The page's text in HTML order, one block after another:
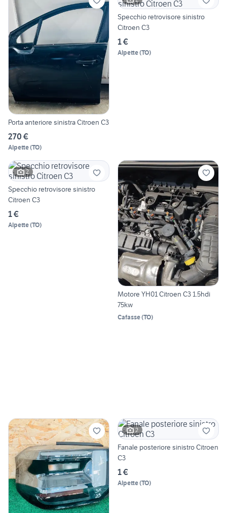
Porta anteriore sinistra Citroen C3
270 €
Alpette(TO)
Specchio retrovisore sinistro
Citroen C3
1 €
Alpette(TO)
2
Specchio retrovisore sinistro
Citroen C3
1 €
Alpette(TO)
Motore YH01 Citroen C3 1.5hdi
75kw
Cafasse(TO)
2
Fanale posteriore sinistro Citroen
C3
1 €
Alpette(TO)